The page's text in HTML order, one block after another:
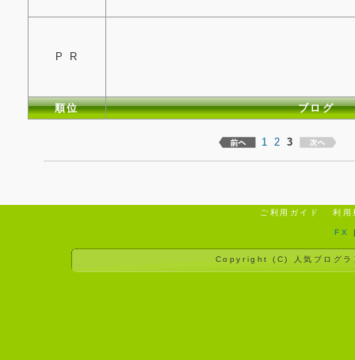
P R
順位 ブログ
1 2 3
ご利用ガイド 利用
FX
Copyright (C) 人気ブログ